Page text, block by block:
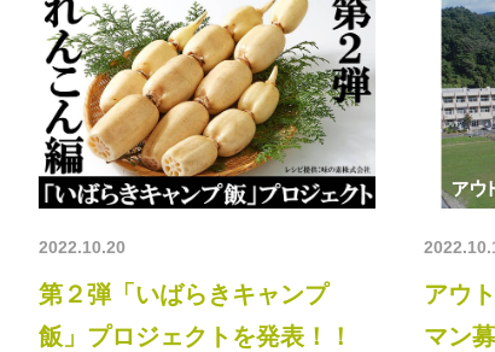
2022.10.20
第２弾「いばらきキャンプ
飯」プロジェクトを発表！！
アウ
マン